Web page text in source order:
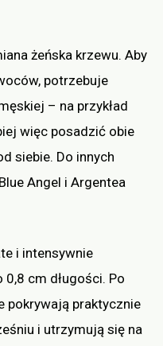
żeńska krzewu. Aby
potrzebuje
– na przykład
więc posadzić obie
siebie. Do innych
Angel i Argentea
i intensywnie
0,8 cm długości. Po
pokrywają praktycznie
i utrzymują się na